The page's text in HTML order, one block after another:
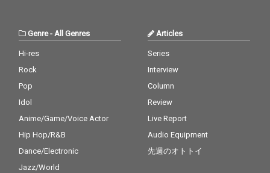
りと終わりの後を歌
う。歌詞の大部分はGP
Tによって生成され、
ウェルベックとヴィト
スするにあたって、オ
ーケストラとライブレ
コーディングを試みた
のだが、その結果に私
は満足できなかった。
りと終わりの後を歌
う。歌詞の大部分はGP
Tによって生成され、
ウェルベックとヴィト
ゲンシュタインの著作
してアルバムをリリー
スするにあたって、オ
ーケストラとライブレ
コーディングを試みた
のだが、その結果に私
Genre-All Genres
Hi-res
Rock
Pop
Idol
Anime/Game/Voice Actor
Hip Hop/R&B
Dance/Electronic
Jazz/World
Articles
Series
Interview
Column
Review
Live Report
Audio Equipment
先週のオトトイ